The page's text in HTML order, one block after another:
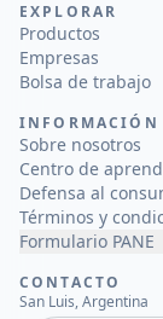
EXPLORAR
Productos
Empresas
Bolsa de trabajo
INFORMACIÓN
Sobre nosotros
Centro de
Defensa al
Términos y
Formulario PANE
CONTACTO
San Luis, Argentina